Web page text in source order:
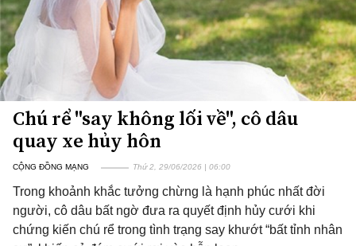
Chú rể "say không lối về", cô dâu
quay xe hủy hôn
CỘNG ĐỒNG MẠNG Thứ 2, 29/06/2026 | 06:00
Trong khoảnh khắc tưởng chừng là hạnh phúc nhất đời
người, cô dâu bất ngờ đưa ra quyết định hủy cưới khi
chứng kiến chú rể trong tình trạng say khướt “bất tỉnh nhân